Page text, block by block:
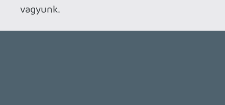
Necroman Mk2